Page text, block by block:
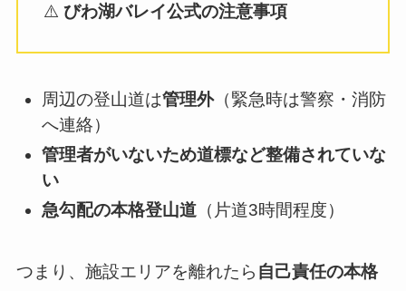
⚠️びわ湖バレイ公式の注意事項
周辺の登山道は管理外（緊急時は警察・消防
へ連絡）
管理者がいないため道標など整備されていな
い
急勾配の本格登山道 （片道3時間程度）
つまり、施設エリアを離れたら 自己責任の本格